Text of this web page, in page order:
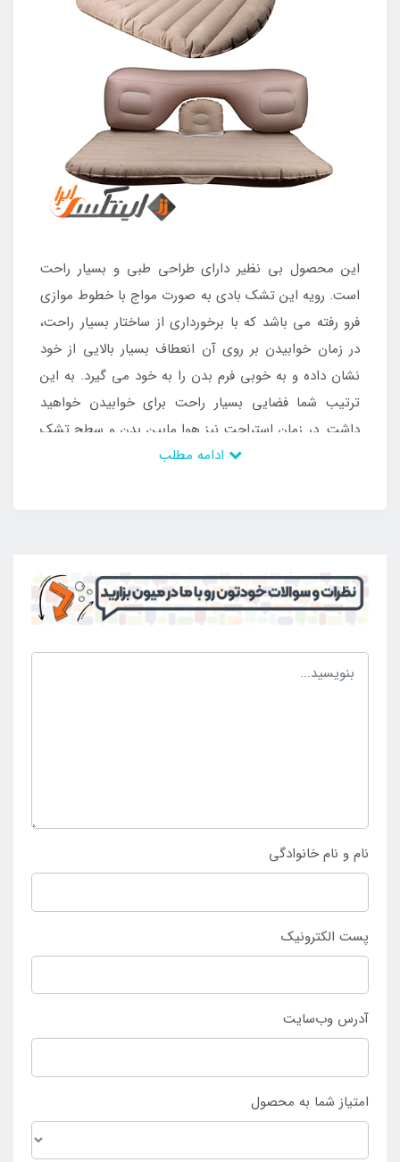
این محصول بی نظیر دارای طراحی طبی و بسیار راحت
است. رویه این تشک بادی به صورت مواج با خطوط موازی
فرو رفته می باشد که با برخورداری از ساختار بسیار راحت،
در زمان خوابیدن بر روی آن انعطاف بسیار بالایی از خود
نشان داده و به خوبی فرم بدن را به خود می گیرد. به این
ترتیب شما فضایی بسیار راحت برای خوابیدن خواهید
داشت. در زمان استراحت نیز هوا مابین بدن و سطح تشک
در جریان خواهد بود و می توانید بدون تعریق بر روی آن
بادی قابل تخلیه است. برای استراحت راحت تر دو عدد
بالش بادی طبی نیز در بسته بندی محصول موجود می
یکی از مزیت های این محصول در مقایسه با نمونه های
ارزان به سایتاینتکس ایرانمراجعه کرده و یا به صورت
حضوری به فروشگاه اینتکس ایران رفته و این محصول را
نام و نام خانوادگی
پست الکترونیک
آدرس وب‌سایت
امتیاز شما به محصول